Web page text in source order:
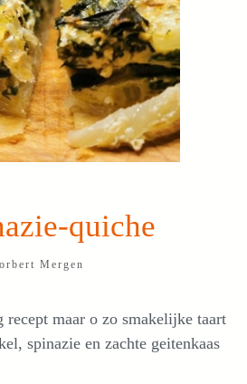
quiche
Mergen
maar o zo smakelijke taart
spinazie en zachte geitenkaas